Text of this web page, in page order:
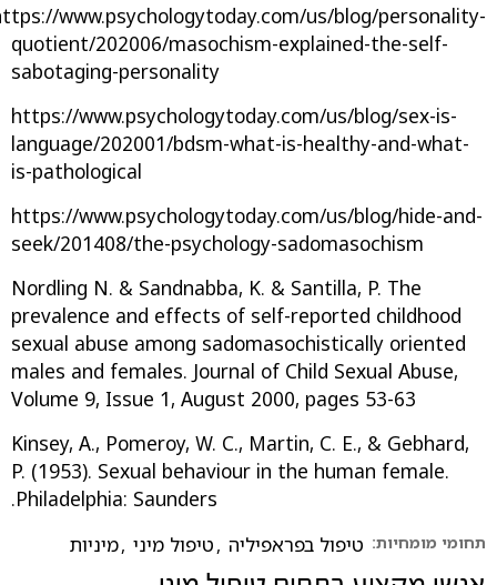
www.psychologytoday.com/us/blog/personality-
quotient/202006/masochism-explained-the-self-
sabotaging-personality
https://www.psychologytoday.com/us/blog/sex-is-
language/202001/bdsm-what-is-healthy-and-what-
is-pathological
https://www.psychologytoday.com/us/blog/hide-and-
seek/201408/the-psychology-sadomasochism
Nordling N. & Sandnabba, K. & Santilla, P. The
prevalence and effects of self-reported childhood
sexual abuse among sadomasochistically oriented
males and females. Journal of Child Sexual Abuse,
Volume 9, Issue 1, August 2000, pages 53-63
Kinsey, A., Pomeroy, W. C., Martin, C. E., & Gebhard,
P. (1953). Sexual behaviour in the human female.
Philadelphia: Saunders.
תחומי מומחיות: טיפול בפראפיליה ,טיפול מיני ,מיניות